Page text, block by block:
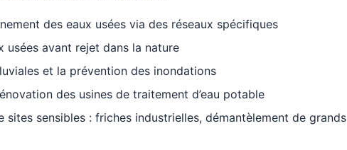
des eaux usées via des réseaux spécifiques
usées avant rejet dans la nature
et la prévention des inondations
des usines de traitement d’eau potable
sites sensibles : friches industrielles, démantèlement de grands